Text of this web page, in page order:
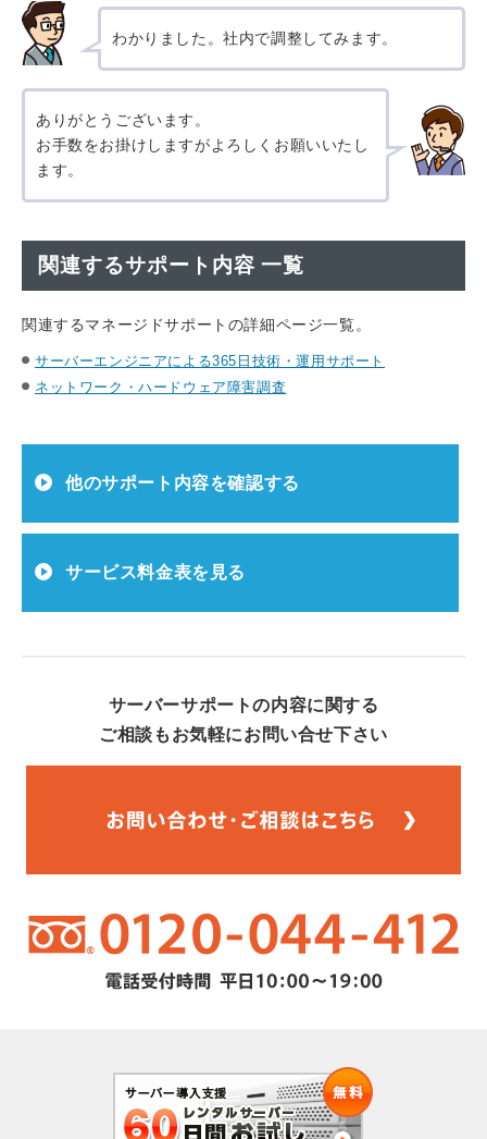
わかりました。社内で調整してみます。
ありがとうございます。
お手数をお掛けしますがよろしくお願いいたし
ます。
関連するサポート内容 一覧
関連するマネージドサポートの詳細ページ一覧。
サーバーエンジニアによる365日技術・運用サポート
ネットワーク・ハードウェア障害調査
他のサポート内容を確認する
サービス料金表を見る
サーバーサポートの内容に関する
ご相談もお気軽にお問い合せ下さい